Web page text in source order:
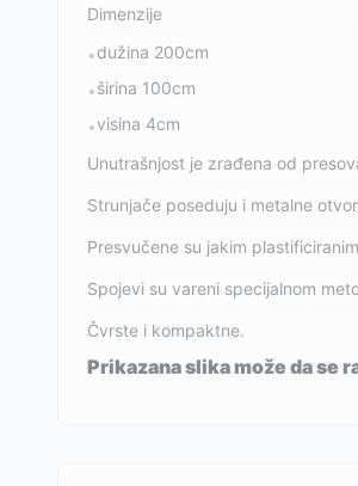
Dimenzije
•dužina 200cm
•širina 100cm
•visina 4cm
Unutrašnjost je zrađena od
Strunjače poseduju i metalne
Presvučene su jakim
Spojevi su vareni specijalnom
Čvrste i kompaktne.
Prikazana slika može da se